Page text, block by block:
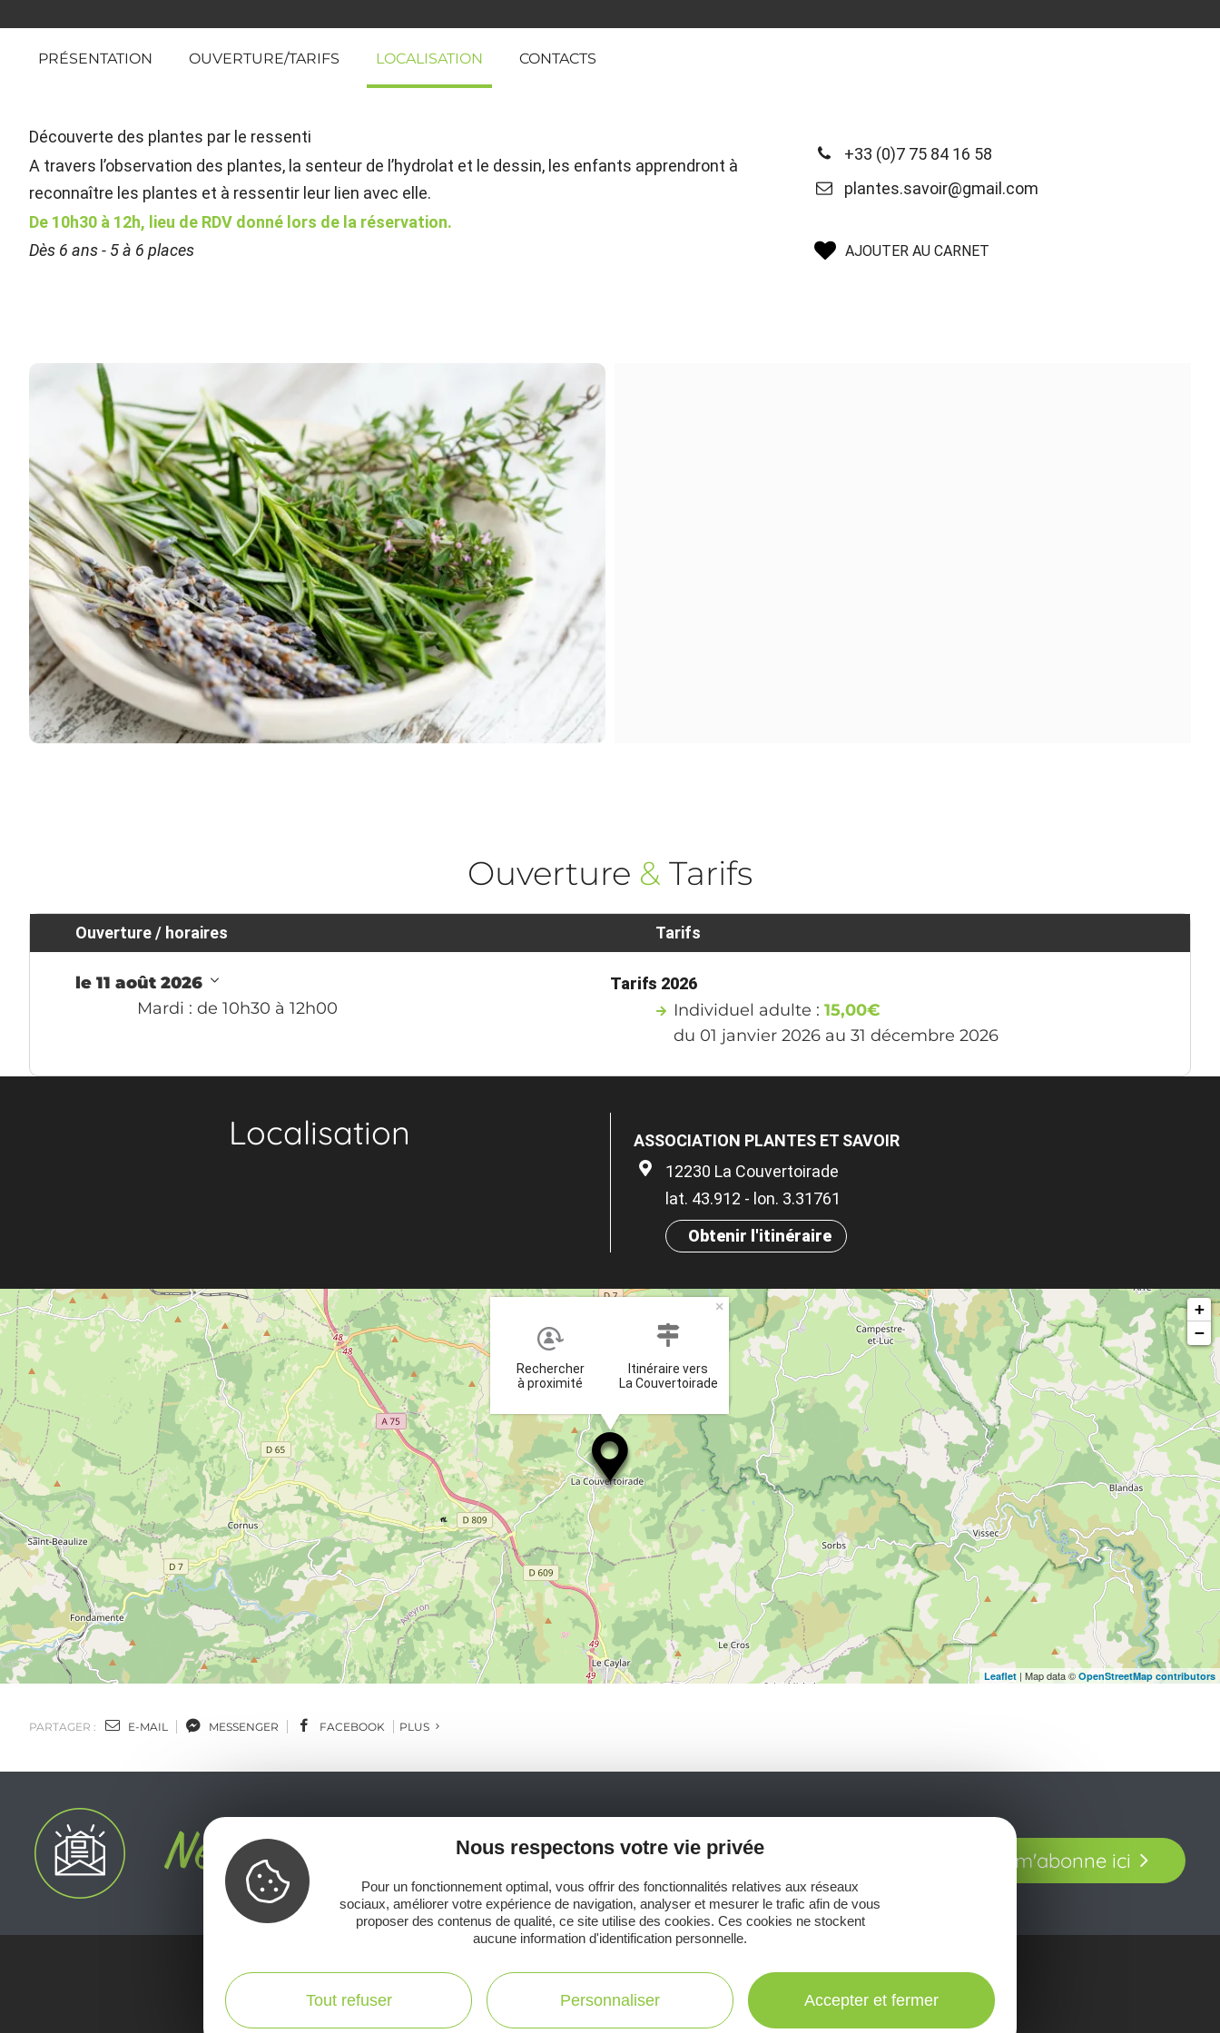
PRÉSENTATION OUVERTURE/TARIFS LOCALISATION CONTACTS
Découverte des plantes par le ressenti
A travers l’observation des plantes, la senteur de l’hydrolat et le dessin, les enfants apprendront à
reconnaître les plantes et à ressentir leur lien avec elle.
De 10h30 à 12h, lieu de RDV donné lors de la réservation.
Dès 6 ans - 5 à 6 places
+33 (0)7 75 84 16 58
plantes.savoir@gmail.com
AJOUTER AU CARNET
Ouverture & Tarifs
Ouverture / horaires
le 11 août 2026
Mardi : de 10h30 à 12h00
Tarifs
Tarifs 2026
Individuel adulte : 15,00€
du 01 janvier 2026 au 31 décembre 2026
Localisation
ASSOCIATION PLANTES ET SAVOIR
12230 La Couvertoirade
lat. 43.912 - lon. 3.31761
Obtenir l'itinéraire
Rechercher
à proximité
Itinéraire vers
La Couvertoirade
×
+
−
Leaflet | Map data © OpenStreetMap contributors
PARTAGER : E-MAIL MESSENGER FACEBOOK PLUS
Ne manquez pas notre newsletter mensuelle et laissez-vous
inspirer pour profiter pleinement de votre séjour en Aveyron.
Je m'abonne ici
Voir la Carte
Toutes les infos
Consulter les
Brochures
Nous respectons votre vie privée
Pour un fonctionnement optimal, vous offrir des fonctionnalités relatives aux réseaux
sociaux, améliorer votre expérience de navigation, analyser et mesurer le trafic afin de vous
proposer des contenus de qualité, ce site utilise des cookies. Ces cookies ne stockent
aucune information d'identification personnelle.
Tout refuser Personnaliser Accepter et fermer